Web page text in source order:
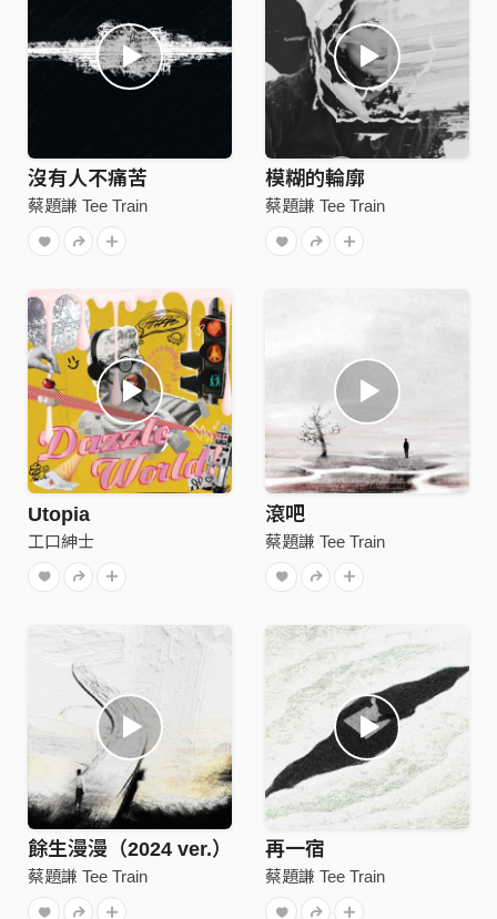
沒有人不痛苦
蔡題謙 Tee Train
模糊的輪廓
蔡題謙 Tee Train
Utopia
工口紳士
滾吧
蔡題謙 Tee Train
餘生漫漫（2024 ver.）
蔡題謙 Tee Train
再一宿
蔡題謙 Tee Train